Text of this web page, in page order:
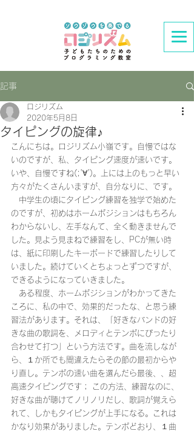
記事
タイピングの旋律♪
ロジリズム
2020年5月8日
こんにちは。ロジリズム小嶺です。自慢ではな
いのですが、私、タイピング速度が速いです。
いや、自慢ですね(;'∀')。上には上のもっと早い
方々がたくさんいますが、自分なりに、です。
中学生の頃にタイピング練習を独学で始めた
のですが、初めはホームポジションはもちろん
わからないし、左手なんて、全く動きませんで
した。見よう見まねで練習をし、PCが無い時
は、紙に印刷したキーボードで練習したりして
いました。続けていくとちょっとずつですが、
できるようになっていきました。
ある程度、ホームポジションがわかってきた
ころに、私の中で、効果的だったな、と思う練
習法があります。それは、「好きなバンドの好
きな曲の歌詞を、メロディとテンポにぴったり
合わせて打つ」という方法です。曲を流しなが
ら、１か所でも間違えたらその節の最初からや
り直し。テンポの速い曲を選んだら最後、、超
高速タイピングです； この方法、練習なのに、
好きな曲が聴けてノリノリだし、歌詞が覚えら
れて、しかもタイピングが上手になる。これは
かなり効果がありました。テンポどおり、１曲